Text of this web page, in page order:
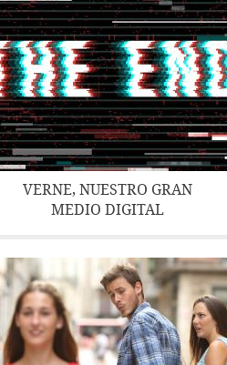
VERNE, NUESTRO GRAN
MEDIO DIGITAL